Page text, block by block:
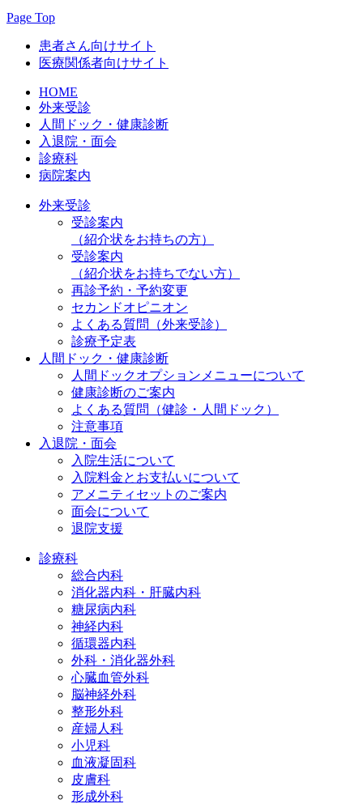
Page Top
患者さん向けサイト
医療関係者向けサイト
HOME
外来受診
人間ドック・健康診断
入退院・面会
診療科
病院案内
外来受診
受診案内
（紹介状をお持ちの方）
受診案内
（紹介状をお持ちでない方）
再診予約・予約変更
セカンドオピニオン
よくある質問（外来受診）
診療予定表
人間ドック・健康診断
人間ドックオプションメニューについて
健康診断のご案内
よくある質問（健診・人間ドック）
注意事項
入退院・面会
入院生活について
入院料金とお支払いについて
アメニティセットのご案内
面会について
退院支援
診療科
総合内科
消化器内科・肝臓内科
糖尿病内科
神経内科
循環器内科
外科・消化器外科
心臓血管外科
脳神経外科
整形外科
産婦人科
小児科
血液凝固科
皮膚科
形成外科